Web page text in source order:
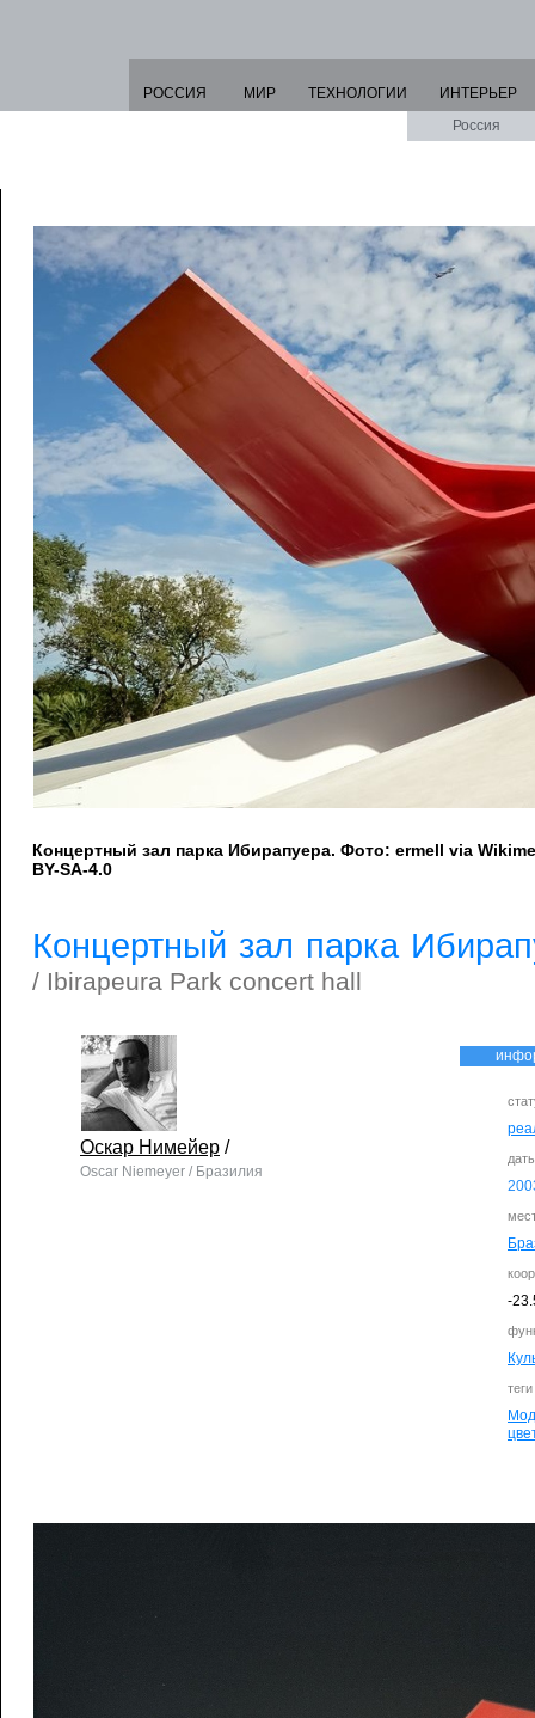
РОССИЯ МИР ТЕХНОЛОГИИ
ИНТЕРЬЕР
Россия
Концертный зал парка Ибирапуера. Фото: ermell via
BY-SA-4.0
Концертный зал парка
/ Ibirapeura Park concert hall
-
теги
Оскар Нимейер /
Oscar Niemeyer / Бразилия